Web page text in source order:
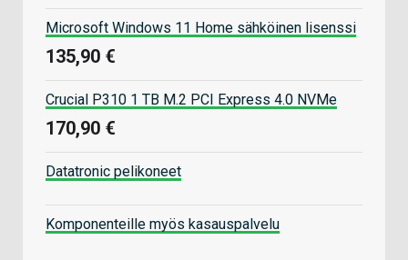
Microsoft Windows 11 Home sähköinen lisenssi
135,90 €
Crucial P310 1 TB M.2 PCI Express 4.0 NVMe
170,90 €
Datatronic pelikoneet
Komponenteille myös kasauspalvelu